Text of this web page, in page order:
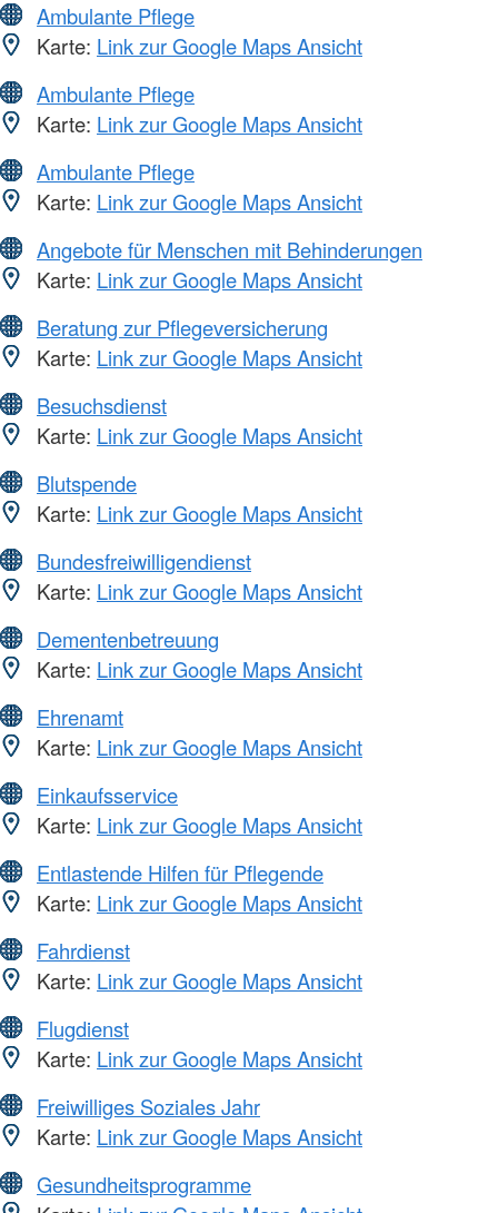
Ambulante Pflege
Karte: Link zur Google Maps Ansicht
Ambulante Pflege
Karte: Link zur Google Maps Ansicht
Ambulante Pflege
Karte: Link zur Google Maps Ansicht
Angebote für Menschen mit Behinderungen
Karte: Link zur Google Maps Ansicht
Beratung zur Pflegeversicherung
Karte: Link zur Google Maps Ansicht
Besuchsdienst
Karte: Link zur Google Maps Ansicht
Blutspende
Karte: Link zur Google Maps Ansicht
Bundesfreiwilligendienst
Karte: Link zur Google Maps Ansicht
Dementenbetreuung
Karte: Link zur Google Maps Ansicht
Ehrenamt
Karte: Link zur Google Maps Ansicht
Einkaufsservice
Karte: Link zur Google Maps Ansicht
Entlastende Hilfen für Pflegende
Karte: Link zur Google Maps Ansicht
Fahrdienst
Karte: Link zur Google Maps Ansicht
Flugdienst
Karte: Link zur Google Maps Ansicht
Freiwilliges Soziales Jahr
Karte: Link zur Google Maps Ansicht
Gesundheitsprogramme